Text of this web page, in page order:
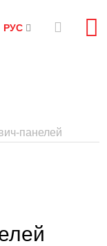
РУС
панелей